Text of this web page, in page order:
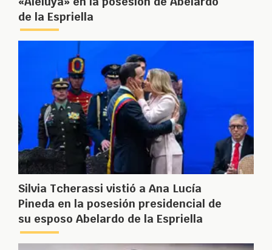
de la Espriella
Silvia Tcherassi vistió a Ana Lucía
Pineda en la posesión presidencial de
su esposo Abelardo de la Espriella